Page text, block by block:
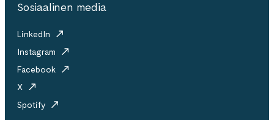
Sosiaalinen media
LinkedIn
Instagram
Facebook
X
Spotify